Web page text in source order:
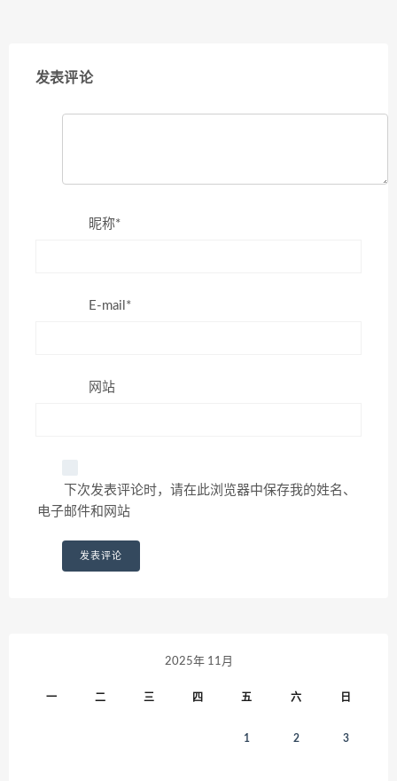
发表评论
昵称*
E-mail*
网站
下次发表评论时，请在此浏览器中保存我的姓名、
电子邮件和网站
2025年 11月
一 二 三 四 五 六 日
1 2 3